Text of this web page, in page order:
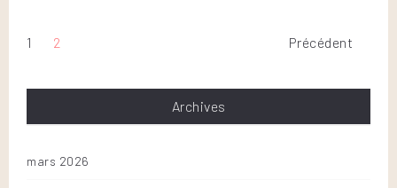
Précédent
1 2
Archives
mars 2026